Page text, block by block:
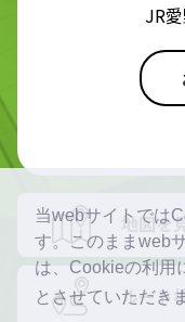
当webサイトでは
す。このままweb
は、Cookieの利用
とさせていただき
JR
地図を
ルート